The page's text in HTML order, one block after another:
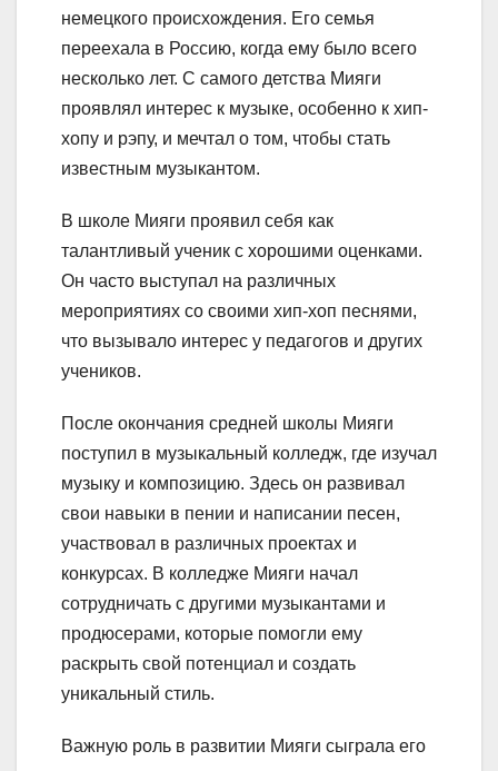
немецкого происхождения. Его семья
переехала в Россию, когда ему было всего
несколько лет. С самого детства Мияги
проявлял интерес к музыке, особенно к хип-
хопу и рэпу, и мечтал о том, чтобы стать
известным музыкантом.
В школе Мияги проявил себя как
талантливый ученик с хорошими оценками.
Он часто выступал на различных
мероприятиях со своими хип-хоп песнями,
что вызывало интерес у педагогов и других
учеников.
После окончания средней школы Мияги
поступил в музыкальный колледж, где изучал
музыку и композицию. Здесь он развивал
свои навыки в пении и написании песен,
участвовал в различных проектах и
конкурсах. В колледже Мияги начал
сотрудничать с другими музыкантами и
продюсерами, которые помогли ему
раскрыть свой потенциал и создать
уникальный стиль.
Важную роль в развитии Мияги сыграла его